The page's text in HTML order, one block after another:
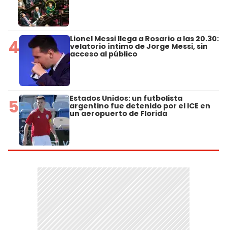
4 Lionel Messi llega a Rosario a las 20.30:
velatorio íntimo de Jorge Messi, sin
acceso al público
5 Estados Unidos: un futbolista
argentino fue detenido por el ICE en
un aeropuerto de Florida